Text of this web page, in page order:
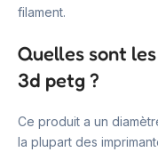
filament.
Quelles sont
3d petg ?
Ce produit a un
la plupart des